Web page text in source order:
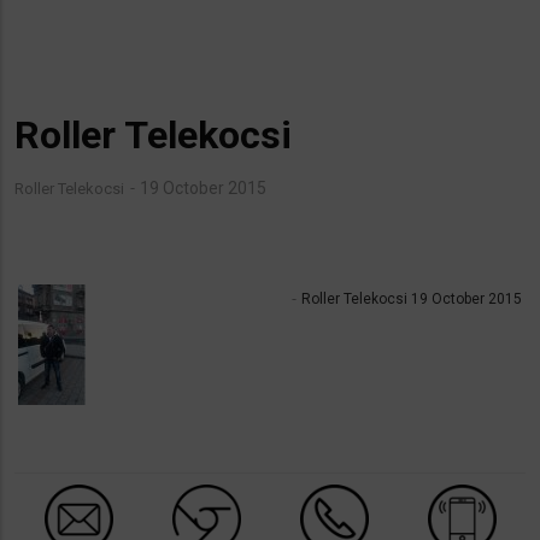
Roller Telekocsi
Roller Telekocsi 19 October 2015
Roller Telekocsi 19 October 2015